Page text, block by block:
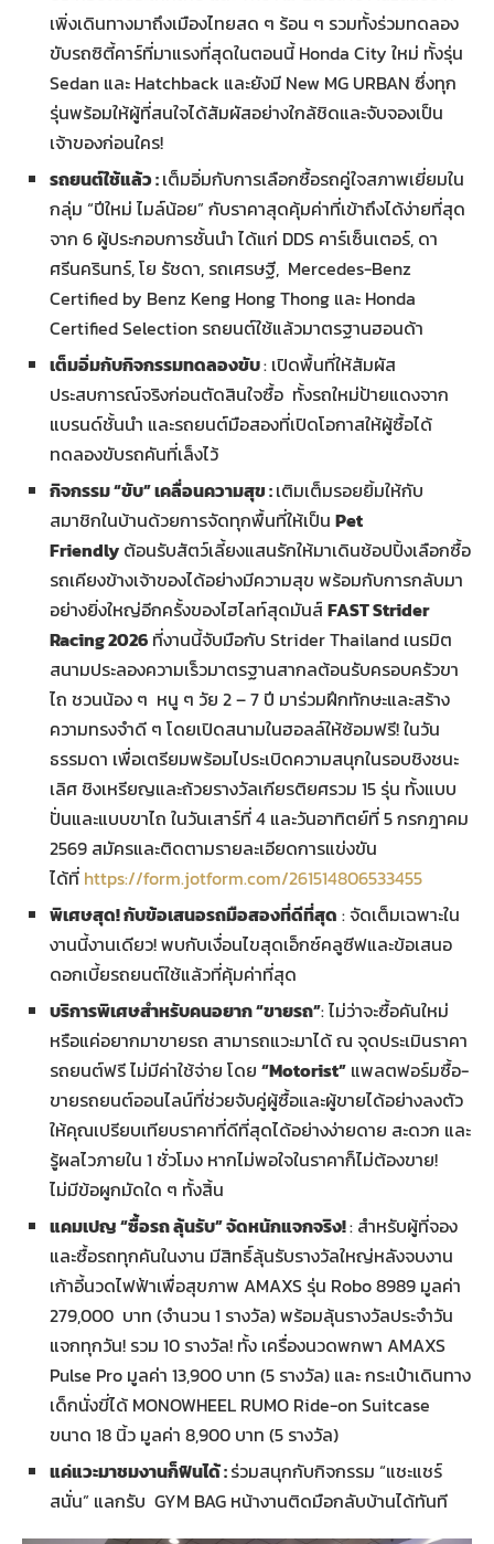
เพิ่งเดินทางมาถึงเมืองไทยสด ๆ ร้อน ๆ รวมทั้งร่วมทดลอง
ขับรถซิตี้คาร์ที่มาแรงที่สุดในตอนนี้ Honda City ใหม่ ทั้งรุ่น
Sedan และ Hatchback และยังมี New MG URBAN ซึ่งทุก
รุ่นพร้อมให้ผู้ที่สนใจได้สัมผัสอย่างใกล้ชิดและจับจองเป็น
เจ้าของก่อนใคร!
รถยนต์ใช้แล้ว :เต็มอิ่มกับการเลือกซื้อรถคู่ใจสภาพเยี่ยมใน
กลุ่ม “ปีใหม่ ไมล์น้อย” กับราคาสุดคุ้มค่าที่เข้าถึงได้ง่ายที่สุด
จาก 6 ผู้ประกอบการชั้นนำ ได้แก่ DDS คาร์เซ็นเตอร์, ดา
ศรีนครินทร์, โย รัชดา, รถเศรษฐี, Mercedes-Benz
Certified by Benz Keng Hong Thong และ Honda
Certified Selection รถยนต์ใช้แล้วมาตรฐานฮอนด้า
เต็มอิ่มกับกิจกรรมทดลองขับ: เปิดพื้นที่ให้สัมผัส
ประสบการณ์จริงก่อนตัดสินใจซื้อ ทั้งรถใหม่ป้ายแดงจาก
แบรนด์ชั้นนำ และรถยนต์มือสองที่เปิดโอกาสให้ผู้ซื้อได้
ทดลองขับรถคันที่เล็งไว้
กิจกรรม “ขับ” เคลื่อนความสุข :เติมเต็มรอยยิ้มให้กับ
สมาชิกในบ้านด้วยการจัดทุกพื้นที่ให้เป็น Pet
Friendly ต้อนรับสัตว์เลี้ยงแสนรักให้มาเดินช้อปปิ้งเลือกซื้อ
รถเคียงข้างเจ้าของได้อย่างมีความสุข พร้อมกับการกลับมา
อย่างยิ่งใหญ่อีกครั้งของไฮไลท์สุดมันส์ FAST Strider
Racing 2026 ที่งานนี้จับมือกับ Strider Thailand เนรมิต
สนามประลองความเร็วมาตรฐานสากลต้อนรับครอบครัวขา
ไถ ชวนน้อง ๆ หนู ๆ วัย 2 – 7 ปี มาร่วมฝึกทักษะและสร้าง
ความทรงจำดี ๆ โดยเปิดสนามในฮอลล์ให้ซ้อมฟรี! ในวัน
ธรรมดา เพื่อเตรียมพร้อมไประเบิดความสนุกในรอบชิงชนะ
เลิศ ชิงเหรียญและถ้วยรางวัลเกียรติยศรวม 15 รุ่น ทั้งแบบ
ปั่นและแบบขาไถ ในวันเสาร์ที่ 4 และวันอาทิตย์ที่ 5 กรกฎาคม
2569 สมัครและติดตามรายละเอียดการแข่งขัน
ได้ที่ https://form.jotform.com/261514806533455
พิเศษสุด! กับข้อเสนอรถมือสองที่ดีที่สุด : จัดเต็มเฉพาะใน
งานนี้งานเดียว! พบกับเงื่อนไขสุดเอ็กซ์คลูซีฟและข้อเสนอ
ดอกเบี้ยรถยนต์ใช้แล้วที่คุ้มค่าที่สุด
บริการพิเศษสำหรับคนอยาก “ขายรถ”: ไม่ว่าจะซื้อคันใหม่
หรือแค่อยากมาขายรถ สามารถแวะมาได้ ณ จุดประเมินราคา
รถยนต์ฟรี ไม่มีค่าใช้จ่าย โดย “Motorist” แพลตฟอร์มซื้อ-
ขายรถยนต์ออนไลน์ที่ช่วยจับคู่ผู้ซื้อและผู้ขายได้อย่างลงตัว
ให้คุณเปรียบเทียบราคาที่ดีที่สุดได้อย่างง่ายดาย สะดวก และ
รู้ผลไวภายใน 1 ชั่วโมง หากไม่พอใจในราคาก็ไม่ต้องขาย!
ไม่มีข้อผูกมัดใด ๆ ทั้งสิ้น
แคมเปญ “ซื้อรถ ลุ้นรับ” จัดหนักแจกจริง!: สำหรับผู้ที่จอง
และซื้อรถทุกคันในงาน มีสิทธิ์ลุ้นรับรางวัลใหญ่หลังจบงาน
เก้าอี้นวดไฟฟ้าเพื่อสุขภาพ AMAXS รุ่น Robo 8989 มูลค่า
279,000 บาท (จำนวน 1 รางวัล) พร้อมลุ้นรางวัลประจำวัน
แจกทุกวัน! รวม 10 รางวัล! ทั้ง เครื่องนวดพกพา AMAXS
Pulse Pro มูลค่า 13,900 บาท (5 รางวัล) และ กระเป๋าเดินทาง
เด็กนั่งขี่ได้ MONOWHEEL RUMO Ride-on Suitcase
ขนาด 18 นิ้ว มูลค่า 8,900 บาท (5 รางวัล)
แค่แวะมาชมงานก็ฟินได้ :ร่วมสนุกกับกิจกรรม “แชะแชร์
สนั่น” แลกรับ GYM BAG หน้างานติดมือกลับบ้านได้ทันที